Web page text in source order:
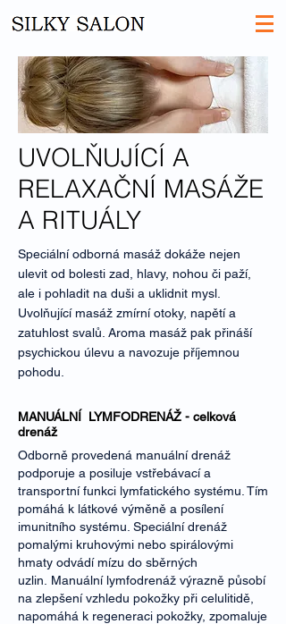
UVOLŇUJÍCÍ A
RELAXAČNÍ MASÁŽE
A RITUÁLY
Speciální odborná masáž dokáže nejen
ulevit od bolesti zad, hlavy, nohou či paží,
ale i pohladit na duši a uklidnit mysl.
Uvolňující masáž zmírní otoky, napětí a
zatuhlost svalů. Aroma masáž pak přináší
psychickou úlevu a navozuje příjemnou
pohodu.
MANUÁLNÍ LYMFODRENÁŽ - celková
drenáž
Odborně provedená manuální drenáž
podporuje a posiluje vstřebávací a
transportní funkci lymfatického systému. Tím
pomáhá k látkové výměně a posílení
imunitního systému. Speciální drenáž
pomalými kruhovými nebo spirálovými
hmaty odvádí mízu do sběrných
uzlin. Manuální lymfodrenáž výrazně působí
na zlepšení vzhledu pokožky při celulitidě,
napomáhá k regeneraci pokožky, zpomaluje